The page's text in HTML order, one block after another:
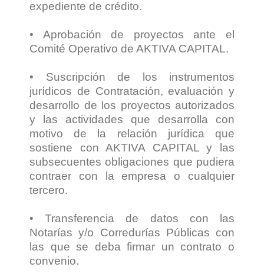
expediente de crédito.
• Aprobación de proyectos ante el
Comité Operativo de AKTIVA CAPITAL.
• Suscripción de los instrumentos
jurídicos de Contratación, evaluación y
desarrollo de los proyectos autorizados
y las actividades que desarrolla con
motivo de la relación jurídica que
sostiene con AKTIVA CAPITAL y las
subsecuentes obligaciones que pudiera
contraer con la empresa o cualquier
tercero.
• Transferencia de datos con las
Notarías y/o Corredurías Públicas con
las que se deba firmar un contrato o
convenio.